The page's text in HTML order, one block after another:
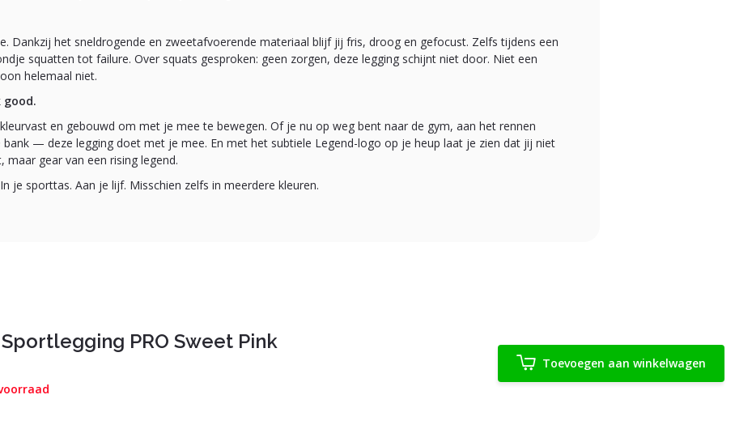
Dankzij het sneldrogende en zweetafvoerende materiaal blijf jij fris, droog en gefocust. Zelfs tijdens een
squatten tot failure. Over squats gesproken: geen zorgen, deze legging schijnt niet door. Niet een
helemaal niet.
good.
en gebouwd om met je mee te bewegen. Of je nu op weg bent naar de gym, aan het rennen
— deze legging doet met je mee. En met het subtiele Legend-logo op je heup laat je zien dat jij niet
maar gear van een rising legend.
je sporttas. Aan je lijf. Misschien zelfs in meerdere kleuren.
PRO Sweet Pink
Toevoegen aan winkelwagen